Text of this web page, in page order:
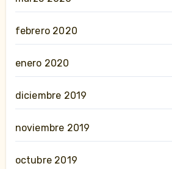
febrero 2020
enero 2020
diciembre 2019
noviembre 2019
octubre 2019